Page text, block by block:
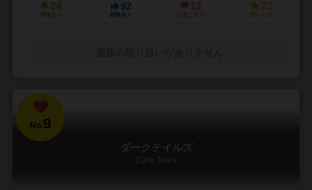
24
興味あり
92
経験あり
12
お気に入り
72
持ってる
No.9
ダークテイルズ
Dark Tales